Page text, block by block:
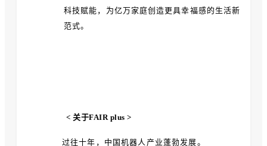
科技赋能，为亿万家庭创造更具幸福感的生活新
范式。
< 关于FAIR plus >
过往十年，中国机器人产业蓬勃发展。